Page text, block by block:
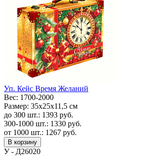
Уп. Кейс Время Желаний
Вес: 1700-2000
Размер: 35x25x11,5 см
до 300 шт.: 1393 руб.
300-1000 шт.: 1330 руб.
от 1000 шт.: 1267 руб.
В корзину
У - Д26020